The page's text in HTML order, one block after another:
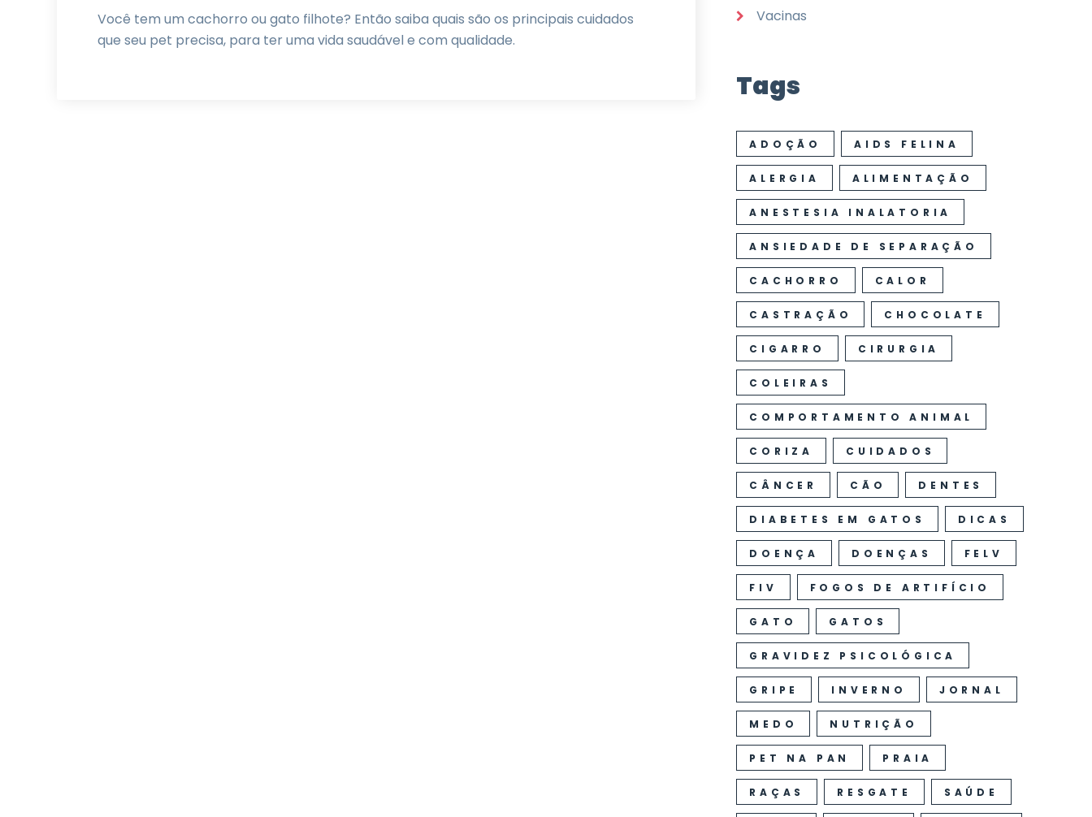
Você tem um cachorro ou gato filhote? Então saiba quais são os principais cuidados
que seu pet precisa, para ter uma vida saudável e com qualidade.
Vacinas
Tags
ADOÇÃO AIDS FELINA
ALERGIA ALIMENTAÇÃO
ANESTESIA INALATORIA
ANSIEDADE DE SEPARAÇÃO
CACHORRO CALOR
CASTRAÇÃO CHOCOLATE
CIGARRO CIRURGIA
COLEIRAS
COMPORTAMENTO ANIMAL
CORIZA CUIDADOS
CÂNCER CÃO DENTES
DIABETES EM GATOS DICAS
DOENÇA DOENÇAS FELV
FIV FOGOS DE ARTIFÍCIO
GATO GATOS
GRAVIDEZ PSICOLÓGICA
GRIPE INVERNO JORNAL
MEDO NUTRIÇÃO
PET NA PAN PRAIA
RAÇAS RESGATE SAÚDE